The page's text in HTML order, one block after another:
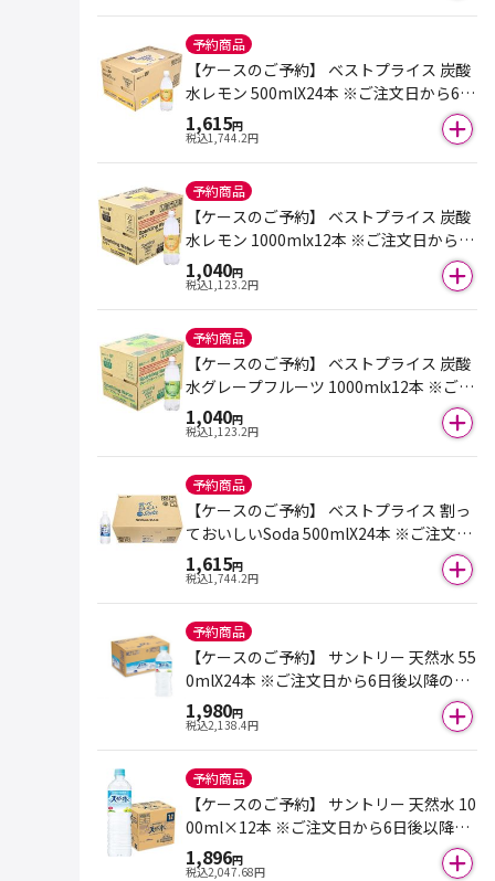
予約商品
【ケースのご予約】 ベストプライス 炭酸
水レモン 500mlX24本 ※ご注文日から6日
後以降のお届けとなります。
1,615円
税込1,744.2円
予約商品
【ケースのご予約】 ベストプライス 炭酸
水レモン 1000mlx12本 ※ご注文日から6
日後以降のお届けとなります。
1,040円
税込1,123.2円
予約商品
【ケースのご予約】 ベストプライス 炭酸
水グレープフルーツ 1000mlx12本 ※ご注
文日から6日後以降のお届けとなります。
1,040円
税込1,123.2円
予約商品
【ケースのご予約】 ベストプライス 割っ
ておいしいSoda 500mlX24本 ※ご注文日
から6日後以降のお届けとなります。
1,615円
税込1,744.2円
予約商品
【ケースのご予約】 サントリー 天然水 55
0mlX24本 ※ご注文日から6日後以降のお
届けとなります。
1,980円
税込2,138.4円
予約商品
【ケースのご予約】 サントリー 天然水 10
00ml×12本 ※ご注文日から6日後以降の
お届けとなります。
1,896円
税込2,047.68円